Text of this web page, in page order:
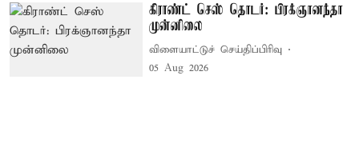
கிராண்ட் செஸ் தொடர்: பிரக்ஞானந்தா
முன்னிலை
விளையாட்டுச் செய்திப்பிரிவு
05 Aug 2026